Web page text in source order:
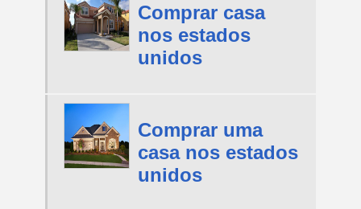
Comprar casa
nos estados
unidos
Comprar uma
casa nos estados
unidos